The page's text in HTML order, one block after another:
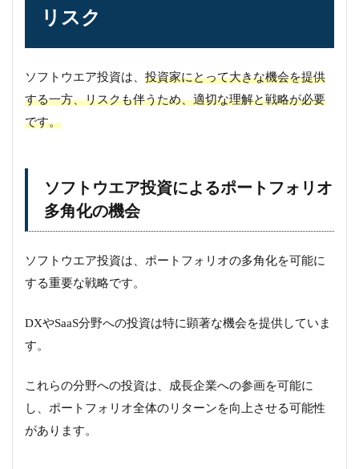
リスク
ソフトウエア投資は、 投資家にとって大きな機会を提供
する一方、リスクも伴うため、適切な理解と戦略が必要
です。
ソフトウエア投資によるポートフォリオ
多角化の機会
ソフトウエア投資は、ポートフォリオの多角化を可能に
する重要な戦略です。
DXやSaaS分野への投資は特に顕著な機会を提供していま
す。
これらの分野への投資は、成長企業への参画を可能に
し、ポートフォリオ全体のリターンを向上させる可能性
があります。